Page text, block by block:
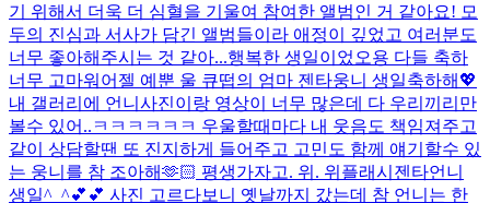
기 위해서 더욱 더 심혈을 기울여 참여한 앨범인 거 같아요! 모
두의 진심과 서사가 담긴 앨범들이라 애정이 깊었고 여러분도
너무 좋아해주시는 것 같아...행복한 생일이었오용 다들 축하
너무 고마워어 젤 예뿐 울 큐떱의 엄마 젠타웅니 생일축하해💖
내 갤러리에 언니사진이랑 영상이 너무 많은데 다 우리끼리만
볼수 있어..ㅋㅋㅋㅋㅋㅋ 우울할때마다 내 웃음도 책임져주고
같이 상담할땐 또 진지하게 들어주고 고민도 함께 얘기할수 있
는 웅니를 참 조아해🫶🏻 평생가자고. 위. 위플래시 젠타언니
생일^_^💕💕 사진 고르다보니 옛날까지 갔는데 참 언니는 한